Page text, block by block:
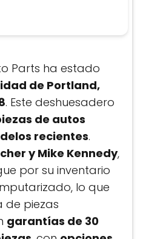
Parts ha estado
de Portland,
. Este deshuesadero
de autos
recientes.
y Mike Kennedy,
por su inventario
lo que
de piezas
garantías de 30